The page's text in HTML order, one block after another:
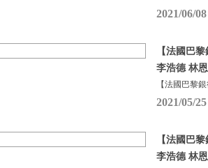
2021/06/08
【法國巴
李浩德 林
【法國巴黎
2021/05/25
【法國巴
李浩德 林